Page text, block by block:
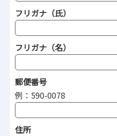
フリガナ（氏）
フリガナ（名）
郵便番号
例：590-0078
住所